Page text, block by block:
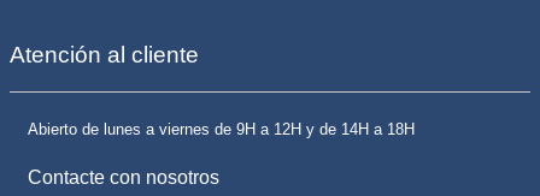
Atención al cliente
Abierto de lunes a viernes de 9H a 12H y de 14H a 18H
Contacte con nosotros